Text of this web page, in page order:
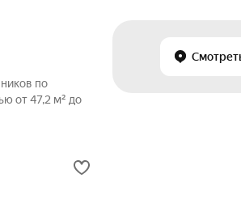
по
от 47,2 м² до